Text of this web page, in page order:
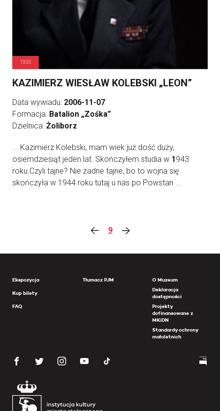
1925
KAZIMIERZ WIESŁAW KOLEBSKI „LEON”
Data wywiadu: 2006-11-07
Formacja: Batalion „Zośka”
Dzielnica: Żoliborz
... Kazimierz Kolebski, mam wiek już dość duży,
osiemdziesiąt jeden lat. Skończyłem studia w 1943
roku.Czyli tajne? Nie żadne tajne, bo to wojna się
skończyła w 1944 roku tutaj u nas po Powstan ...
9
Ekspozycja
Kup bilety
FAQ
Tłumacz PJM
O Muzeum
Deklaracja
dostępności
Projekty
dofinansowane z
MKiDN
Standardy ochrony
małoletnich